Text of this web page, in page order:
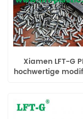
Xiamen LFT-G
hochwertige
Carbonfasern
Automobile